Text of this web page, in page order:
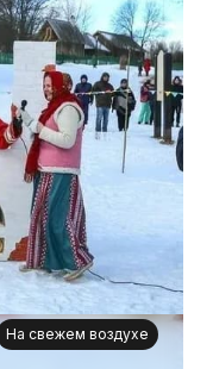
На свежем воздухе